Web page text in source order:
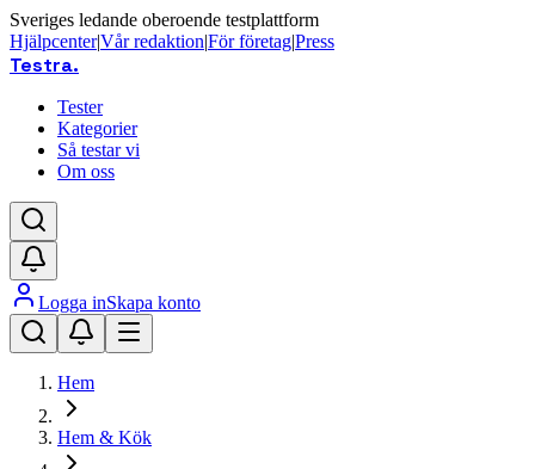
Sveriges ledande oberoende testplattform
Hjälpcenter|Vår redaktion|För företag|Press
Testra.
Tester
Kategorier
Så testar vi
Om oss
Logga inSkapa konto
Hem
Hem & Kök